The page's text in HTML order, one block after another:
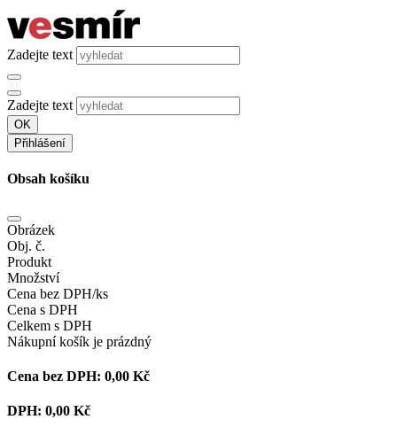
Zadejte text
Zadejte text
OK
Přihlášení
Obsah košíku
Obrázek
Obj. č.
Produkt
Množství
Cena bez DPH/ks
Cena s DPH
Celkem s DPH
Nákupní košík je prázdný
Cena bez DPH: 0,00 Kč
DPH: 0,00 Kč